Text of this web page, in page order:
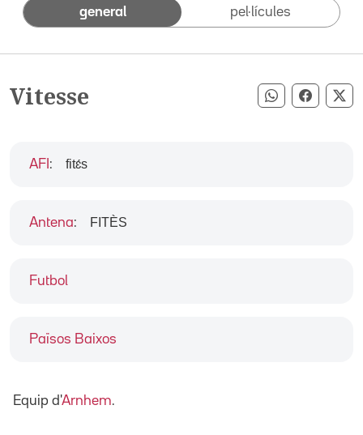
general pel·lícules
Vitesse Compartir
Futbol
Països Baixos
AFI : fitɛ́s
Antena: FITÈS
Equip d'Arnhem.